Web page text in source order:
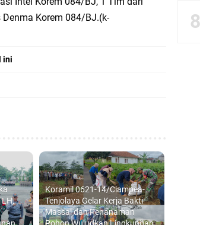
dan Pasar Ahad Jajanan Jadul di Ecopark
Korem 084/BJ.(k-
ini
Koramil 0621-14/Ciampea-
Tenjolaya Gelar Kerja Bakti
Massal dan Penanaman